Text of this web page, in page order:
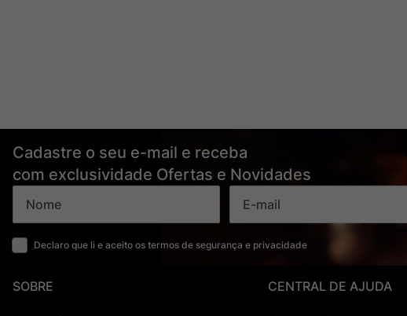
Cadastre o seu e-mail e receba
com exclusividade Ofertas e Novidades
Declaro que li e aceito os termos de segurança e privacidade
SOBRE CENTRAL DE AJUDA